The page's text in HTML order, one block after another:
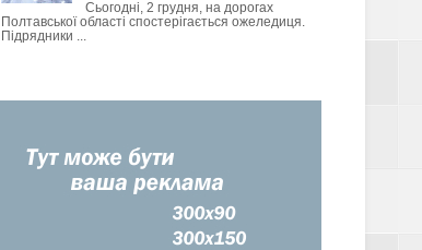
Сьогодні, 2 грудня, на дорогах
Полтавської області спостерігається ожеледиця.
Підрядники ...